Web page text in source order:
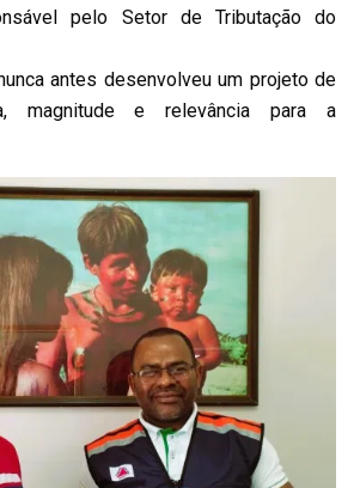
pelo Setor de Tributação do
antes desenvolveu um projeto de
magnitude e relevância para a